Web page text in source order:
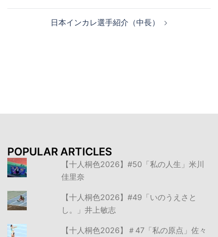
日本インカレ選手紹介（中長）
POPULAR ARTICLES
【十人桐色2026】#50「私の人生」米川
佳里奈
【十人桐色2026】#49「いのうえさと
し。」井上敏志
【十人桐色2026】＃47「私の原点」佐々